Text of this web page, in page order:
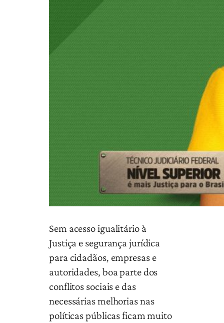
Sem acesso igualitário à
Justiça e segurança jurídica
para cidadãos, empresas e
autoridades, boa parte dos
conflitos sociais e das
necessárias melhorias nas
políticas públicas ficam muito